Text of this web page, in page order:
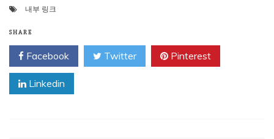
내부 링크
SHARE
Facebook Twitter Pinterest
Linkedin